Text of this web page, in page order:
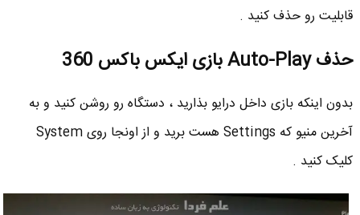
قابلیت رو حذف کنید .
حذف Auto-Play بازی ایکس باکس 360
بدون اینکه بازی داخل درایو بذارید ، دستگاه رو روشن کنید و به
آخرین منیو که Settings هست برید و از اونجا روی System
کلیک کنید .